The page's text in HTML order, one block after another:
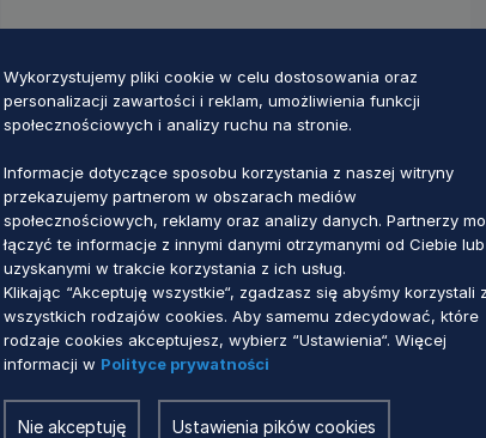
PS WPR 2023-2027
Nowa instrukcja wypełniania WOP dla
I.13.1 Leader – Wdrażanie RLKS
Wykorzystujemy pliki cookie w celu dostosowania oraz
personalizacji zawartości i reklam, umożliwienia funkcji
społecznościowych i analizy ruchu na stronie.
Informacje dotyczące sposobu korzystania z naszej witryny
przekazujemy partnerom w obszarach mediów
społecznościowych, reklamy oraz analizy danych. Partnerzy
łączyć te informacje z innymi danymi otrzymanymi od Ciebie lub
uzyskanymi w trakcie korzystania z ich usług.
Klikając “Akceptuję wszystkie“, zgadzasz się abyśmy korzystali
wszystkich rodzajów cookies. Aby samemu zdecydować, które
rodzaje cookies akceptujesz, wybierz “Ustawienia“. Więcej
informacji w Polityce prywatności
Nie akceptuję Ustawienia pików cookies